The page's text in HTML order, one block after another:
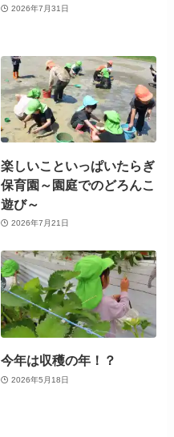
2026年7月31日
楽しいこといっぱいたらぎ
保育園～園庭でのどろんこ
遊び～
2026年7月21日
今年は収穫の年！？
2026年5月18日